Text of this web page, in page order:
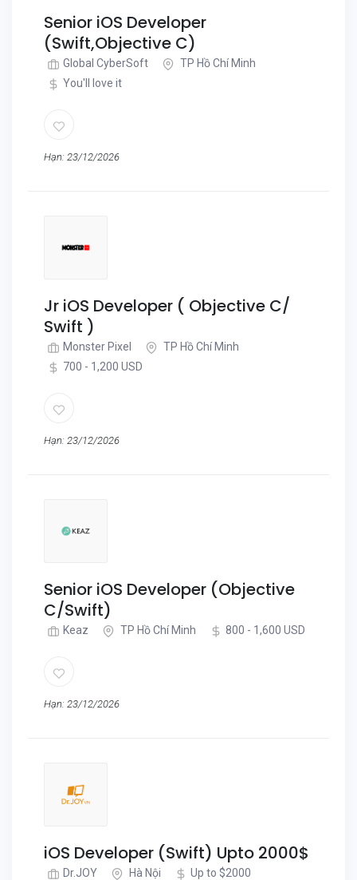
Senior iOS Developer
(Swift,Objective C)
Global CyberSoft
TP Hồ Chí Minh
You'll love it
Hạn: 23/12/2026
Jr iOS Developer ( Objective C/
Swift )
Monster Pixel
TP Hồ Chí Minh
700 - 1,200 USD
Hạn: 23/12/2026
Senior iOS Developer (Objective
C/Swift)
Keaz TP Hồ Chí Minh 800 - 1,600 USD
Hạn: 23/12/2026
iOS Developer (Swift) Upto 2000$
Dr.JOY Hà Nội Up to $2000